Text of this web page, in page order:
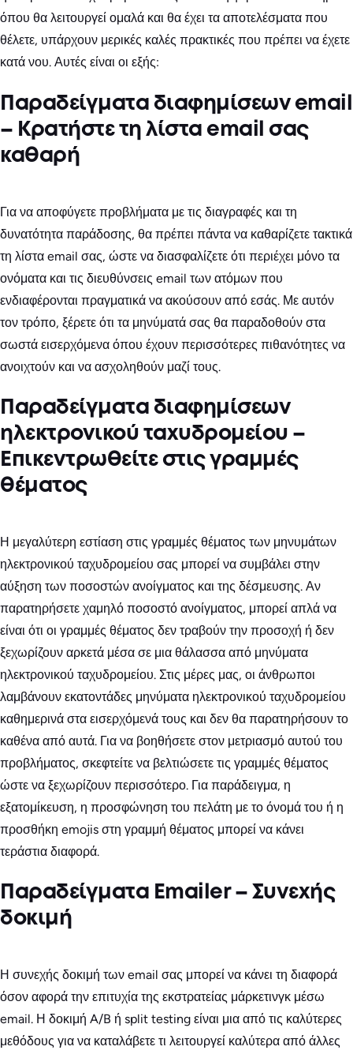
όπου θα λειτουργεί ομαλά και θα έχει τα αποτελέσματα που
θέλετε, υπάρχουν μερικές καλές πρακτικές που πρέπει να έχετε
κατά νου. Αυτές είναι οι εξής:
Παραδείγματα διαφημίσεων email
– Κρατήστε τη λίστα email σας
καθαρή
Για να αποφύγετε προβλήματα με τις διαγραφές και τη
δυνατότητα παράδοσης, θα πρέπει πάντα να καθαρίζετε τακτικά
τη λίστα email σας, ώστε να διασφαλίζετε ότι περιέχει μόνο τα
ονόματα και τις διευθύνσεις email των ατόμων που
ενδιαφέρονται πραγματικά να ακούσουν από εσάς. Με αυτόν
τον τρόπο, ξέρετε ότι τα μηνύματά σας θα παραδοθούν στα
σωστά εισερχόμενα όπου έχουν περισσότερες πιθανότητες να
ανοιχτούν και να ασχοληθούν μαζί τους.
Παραδείγματα διαφημίσεων
ηλεκτρονικού ταχυδρομείου –
Επικεντρωθείτε στις γραμμές
θέματος
Η μεγαλύτερη εστίαση στις γραμμές θέματος των μηνυμάτων
ηλεκτρονικού ταχυδρομείου σας μπορεί να συμβάλει στην
αύξηση των ποσοστών ανοίγματος και της δέσμευσης. Αν
παρατηρήσετε χαμηλό ποσοστό ανοίγματος, μπορεί απλά να
είναι ότι οι γραμμές θέματος δεν τραβούν την προσοχή ή δεν
ξεχωρίζουν αρκετά μέσα σε μια θάλασσα από μηνύματα
ηλεκτρονικού ταχυδρομείου. Στις μέρες μας, οι άνθρωποι
λαμβάνουν εκατοντάδες μηνύματα ηλεκτρονικού ταχυδρομείου
καθημερινά στα εισερχόμενά τους και δεν θα παρατηρήσουν το
καθένα από αυτά. Για να βοηθήσετε στον μετριασμό αυτού του
προβλήματος, σκεφτείτε να βελτιώσετε τις γραμμές θέματος
ώστε να ξεχωρίζουν περισσότερο. Για παράδειγμα, η
εξατομίκευση, η προσφώνηση του πελάτη με το όνομά του ή η
προσθήκη emojis στη γραμμή θέματος μπορεί να κάνει
τεράστια διαφορά.
Παραδείγματα Emailer – Συνεχής
δοκιμή
Η συνεχής δοκιμή των email σας μπορεί να κάνει τη διαφορά
όσον αφορά την επιτυχία της εκστρατείας μάρκετινγκ μέσω
email. Η δοκιμή A/B ή split testing είναι μια από τις καλύτερες
μεθόδους για να καταλάβετε τι λειτουργεί καλύτερα από άλλες